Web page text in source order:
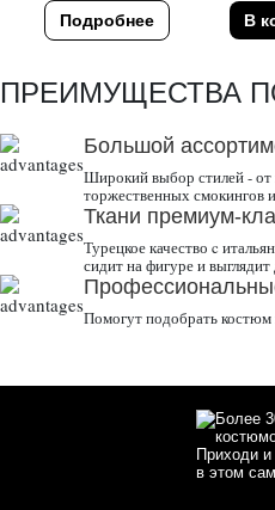
000 ₽.
Подробнее В
ПРЕИМУЩЕСТВА
Большой
Широкий выбор стилей - от
торжественных смокингов
Ткани премиум-
Турецкое качество c
сидит на фигуре и выглядит
Помогут подобрать